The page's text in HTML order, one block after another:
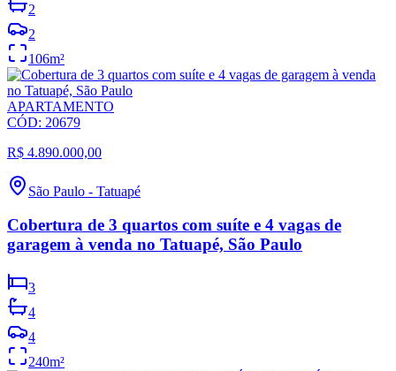
2
2
106m²
APARTAMENTO
CÓD: 20679
R$ 4.890.000,00
São Paulo - Tatuapé
Cobertura de 3 quartos com suíte e 4 vagas de
garagem à venda no Tatuapé, São Paulo
3
4
4
240m²